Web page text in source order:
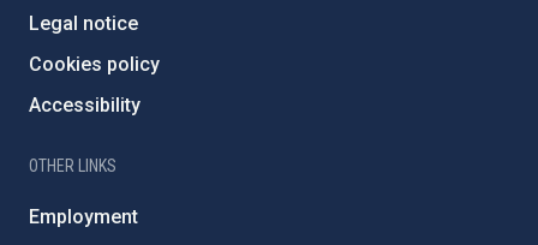
Legal notice
Cookies policy
Accessibility
OTHER LINKS
Employment